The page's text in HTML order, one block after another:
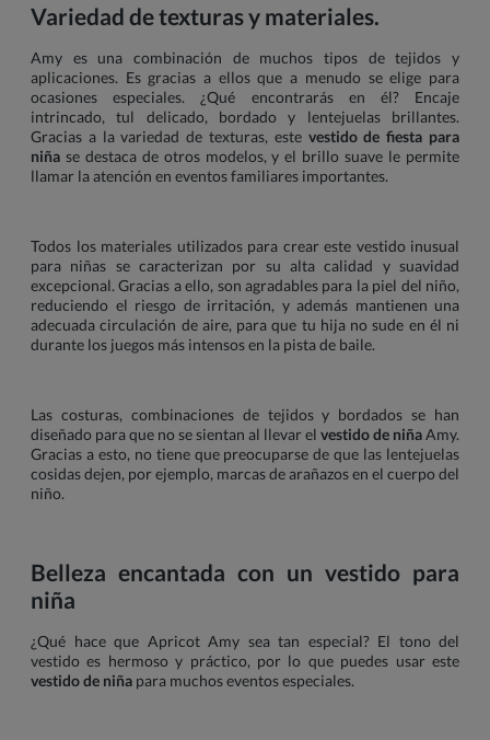
Variedad de texturas y materiales.
Amy es una combinación de muchos tipos de tejidos y
aplicaciones. Es gracias a ellos que a menudo se elige para
ocasiones especiales. ¿Qué encontrarás en él? Encaje
intrincado, tul delicado, bordado y lentejuelas brillantes.
Gracias a la variedad de texturas, este vestido de fiesta para
niña se destaca de otros modelos, y el brillo suave le permite
llamar la atención en eventos familiares importantes.
Todos los materiales utilizados para crear este vestido inusual
para niñas se caracterizan por su alta calidad y suavidad
excepcional. Gracias a ello, son agradables para la piel del niño,
reduciendo el riesgo de irritación, y además mantienen una
adecuada circulación de aire, para que tu hija no sude en él ni
durante los juegos más intensos en la pista de baile.
Las costuras, combinaciones de tejidos y bordados se han
diseñado para que no se sientan al llevar el vestido de niñaAmy.
Gracias a esto, no tiene que preocuparse de que las lentejuelas
cosidas dejen, por ejemplo, marcas de arañazos en el cuerpo del
niño.
Belleza encantada con un vestido para
niña
¿Qué hace que Apricot Amy sea tan especial? El tono del
vestido es hermoso y práctico, por lo que puedes usar este
vestido de niña para muchos eventos especiales.